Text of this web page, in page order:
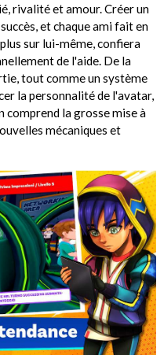
rivalité et amour. Créer un
et chaque ami fait en
sur lui-même, confiera
de l'aide. De la
tout comme un système
la personnalité de l'avatar,
comprend la grosse mise à
mécaniques et